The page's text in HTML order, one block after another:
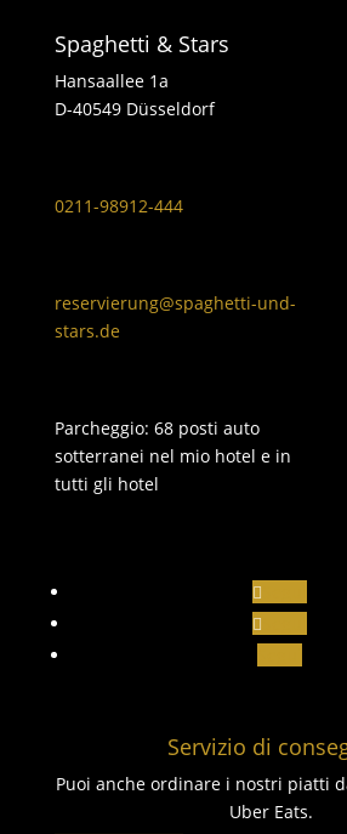
Spaghetti & Stars
Hansaallee 1a
D-40549 Düsseldorf
0211-98912-444
reservierung@spaghetti-und-
stars.de
Parcheggio: 68 posti auto
sotterranei nel mio hotel e in
tutti gli hotel
Servizio di
Puoi anche ordinare i nostri piatti
Uber Eats.